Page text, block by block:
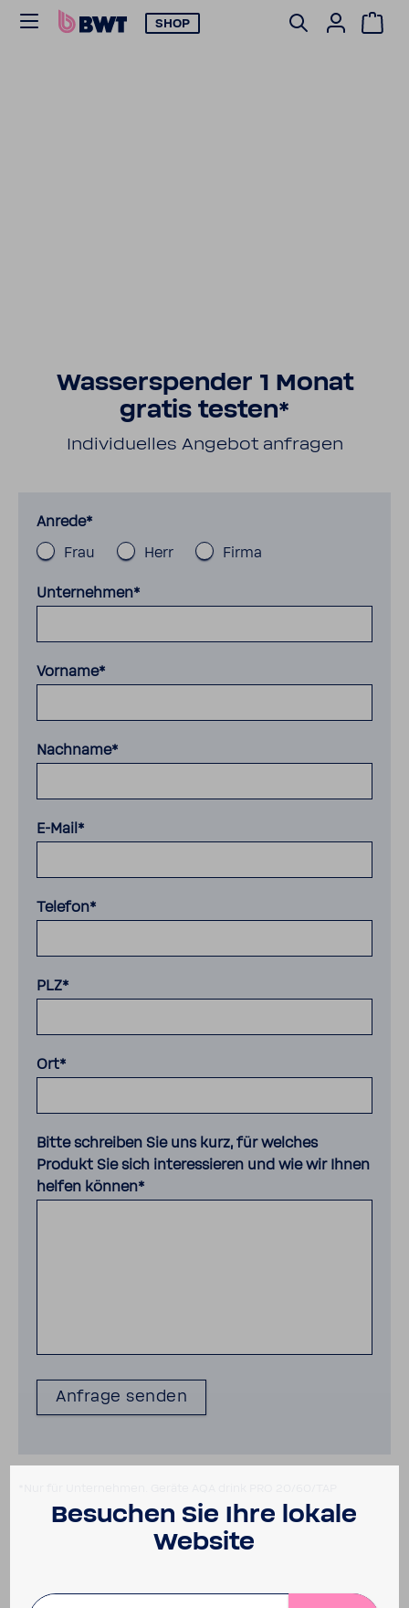
SHOP
Wasser­spender 1 Monat
gratis testen*
Indi­vi­du­elles Angebot anfragen
Anrede*
Frau
Herr Firma
Unternehmen*
Vorname*
Nachname*
E-Mail*
Telefon*
PLZ*
Ort*
Bitte schreiben Sie uns kurz, für welches
Produkt Sie sich interessieren und wie wir Ihnen
helfen können*
Besu­chen Sie Ihre lokale
Website